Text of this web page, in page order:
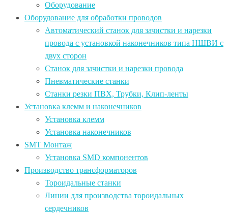
Оборудование
Оборудование для обработки проводов
Автоматический станок для зачистки и нарезки
провода c установкой наконечников типа НШВИ с
двух сторон
Станок для зачистки и нарезки провода
Пневматические станки
Станки резки ПВХ, Трубки, Клип-ленты
Установка клемм и наконечников
Установка клемм
Установка наконечников
SMT Монтаж
Установка SMD компонентов
Производство трансформаторов
Тороидальные станки
Линии для производства тороидальных
сердечников